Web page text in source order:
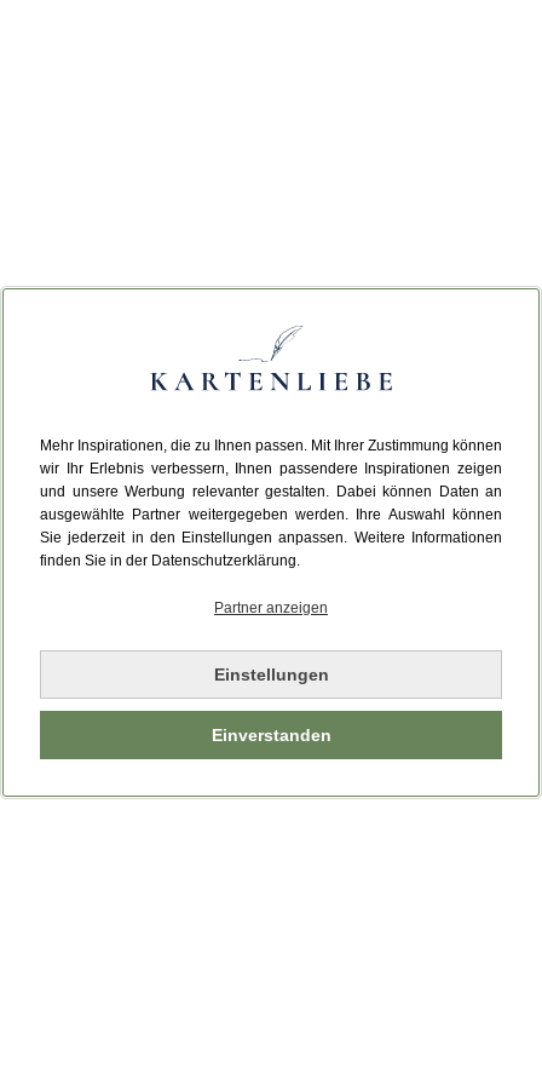
Mehr Inspirationen, die zu Ihnen passen. Mit Ihrer Zustimmung können
wir Ihr Erlebnis verbessern, Ihnen passendere Inspirationen zeigen
und unsere Werbung relevanter gestalten. Dabei können Daten an
ausgewählte Partner weitergegeben werden. Ihre Auswahl können
Sie jederzeit in den Einstellungen anpassen. Weitere Informationen
finden Sie in der Datenschutzerklärung.
Partner anzeigen
Einstellungen
Einverstanden